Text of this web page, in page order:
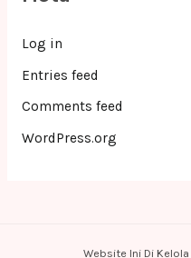
Log in
Entries feed
Comments feed
WordPress.org
Website Ini Di